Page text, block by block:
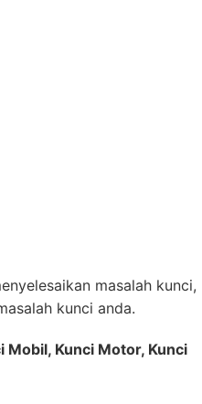
masalah kunci,
kunci anda.
Mobil, Kunci Motor, Kunci